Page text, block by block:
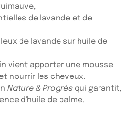
de lavande et de
de lavande sur huile de
vient apporter une mousse
nourrir les cheveux.
Nature & Progrès qui garantit,
d'huile de palme.